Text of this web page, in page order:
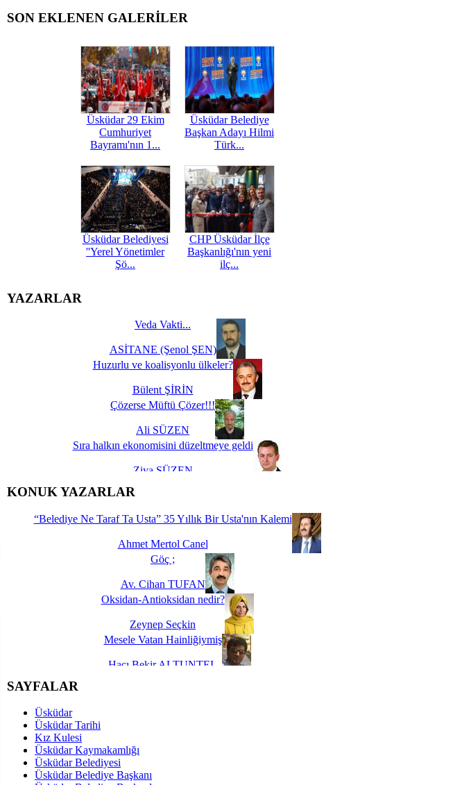
SON EKLENEN GALERİLER
Üsküdar 29 Ekim
Cumhuriyet
Bayramı'nın 1...
Üsküdar Belediye
Başkan Adayı Hilmi
Türk...
Üsküdar Belediyesi
''Yerel Yönetimler
Şö...
CHP Üsküdar İlçe
Başkanlığı'nın yeni
ilç...
YAZARLAR
Veda Vakti...
ASİTANE (Şenol ŞEN)
Huzurlu ve koalisyonlu ülkeler?
Bülent ŞİRİN
Çözerse Müftü Çözer!!!
Ali SÜZEN
Sıra halkın ekonomisini düzeltmeye geldi
Ziya SÜZEN
İşte Biz buyuz...
KONUK YAZARLAR
“Belediye Ne Taraf Ta Usta” 35 Yıllık Bir Usta'nın Kalemi
Ahmet Mertol Canel
Göç ;
Av. Cihan TUFAN
Oksidan-Antioksidan nedir?
Zeynep Seçkin
Mesele Vatan Hainliğiymiş
Hacı Bekir ALTUNTEL
Dünya Fani, Ama Kısa Bir Süre De Olsa Burdayız
Savaş ŞENEL
Hukukun Adaleti Kalmadı Üstadım!
SAYFALAR
Üsküdar
Üsküdar Tarihi
Kız Kulesi
Üsküdar Kaymakamlığı
Üsküdar Belediyesi
Üsküdar Belediye Başkanı